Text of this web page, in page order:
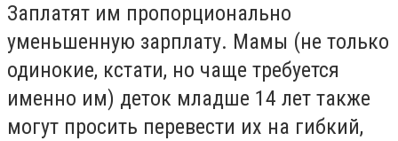
Заплатят им пропорционально
уменьшенную зарплату. Мамы (не только
одинокие, кстати, но чаще требуется
именно им) деток младше 14 лет также
могут просить перевести их на гибкий,